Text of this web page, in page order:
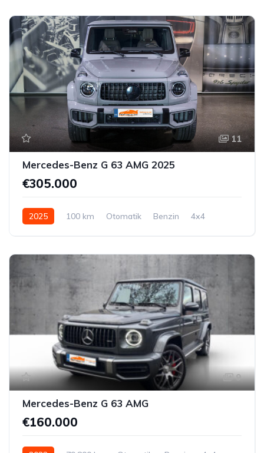
11
Mercedes-Benz G 63 AMG 2025
€305.000
2025 100 km Otomatik Benzin 4x4
9
Mercedes-Benz G 63 AMG
€160.000